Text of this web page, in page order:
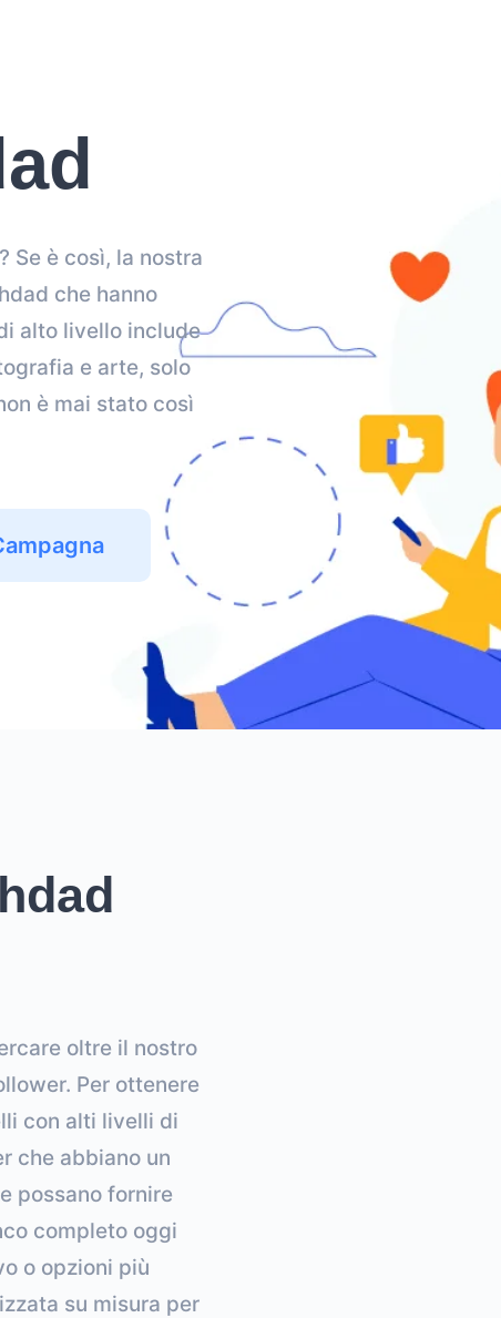
Se è così, la nostra
che hanno
alto livello include
e arte, solo
è mai stato così
oltre il nostro
Per ottenere
con alti livelli di
che abbiano un
possano fornire
completo oggi
o opzioni più
su misura per